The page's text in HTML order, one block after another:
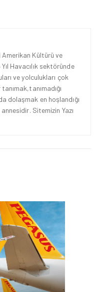
Kültürü ve
Havacılık sektöründe
ve yolculukları çok
dolaşmak en hoşlandığı
Sitemizin Yazı
• 05 AĞU 2026
VALI
BEKIR
KONTROL
ZIYARET
• 05 AĞU 2026